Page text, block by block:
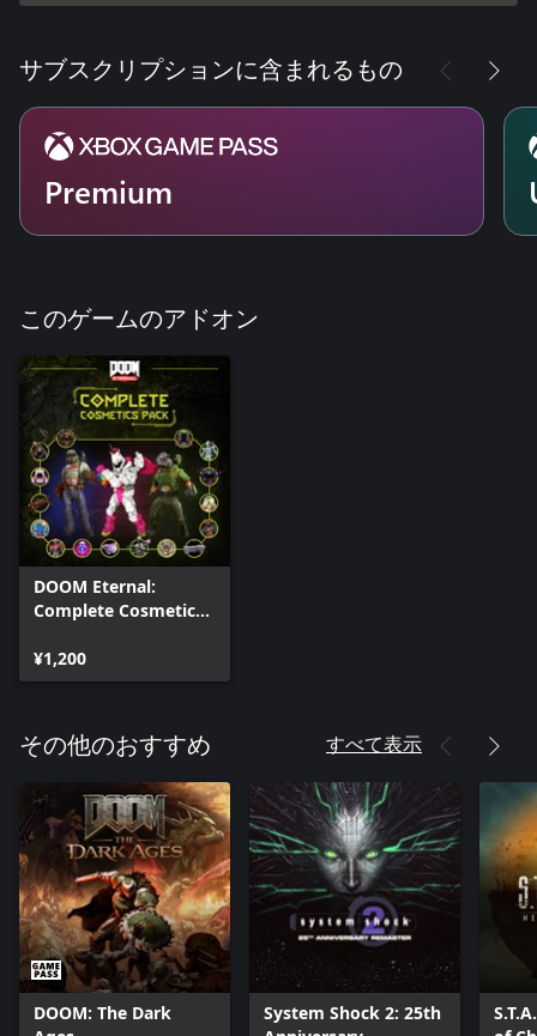
サブスクリプションに含まれるもの
Premium
このゲームのアドオン
DOOM Eternal:
Complete Cosmetic
¥1,200
その他のおすすめ すべて表示
DOOM: The Dark
System Shock 2: 25th